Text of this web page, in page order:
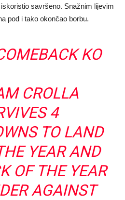
savršeno. Snažnim lijevim
pod i tako okončao borbu.
KO
CROLLA
4
TO LAND
YEAR AND
OF THE YEAR
AGAINST